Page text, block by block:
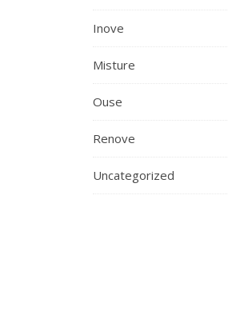
Inove
Misture
Ouse
Renove
Uncategorized